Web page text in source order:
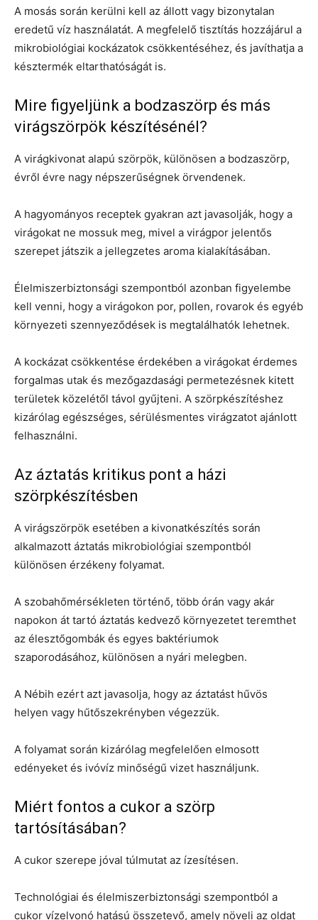
A mosás során kerülni kell az állott vagy bizonytalan
eredetű víz használatát. A megfelelő tisztítás hozzájárul a
mikrobiológiai kockázatok csökkentéséhez, és javíthatja a
késztermék eltarthatóságát is.
Mire figyeljünk a bodzaszörp és más
virágszörpök készítésénél?
A virágkivonat alapú szörpök, különösen a bodzaszörp,
évről évre nagy népszerűségnek örvendenek.
A hagyományos receptek gyakran azt javasolják, hogy a
virágokat ne mossuk meg, mivel a virágpor jelentős
szerepet játszik a jellegzetes aroma kialakításában.
Élelmiszerbiztonsági szempontból azonban figyelembe
kell venni, hogy a virágokon por, pollen, rovarok és egyéb
környezeti szennyeződések is megtalálhatók lehetnek.
A kockázat csökkentése érdekében a virágokat érdemes
forgalmas utak és mezőgazdasági permetezésnek kitett
területek közelétől távol gyűjteni. A szörpkészítéshez
kizárólag egészséges, sérülésmentes virágzatot ajánlott
felhasználni.
Az áztatás kritikus pont a házi
szörpkészítésben
A virágszörpök esetében a kivonatkészítés során
alkalmazott áztatás mikrobiológiai szempontból
különösen érzékeny folyamat.
A szobahőmérsékleten történő, több órán vagy akár
napokon át tartó áztatás kedvező környezetet teremthet
az élesztőgombák és egyes baktériumok
szaporodásához, különösen a nyári melegben.
A Nébih ezért azt javasolja, hogy az áztatást hűvös
helyen vagy hűtőszekrényben végezzük.
A folyamat során kizárólag megfelelően elmosott
edényeket és ivóvíz minőségű vizet használjunk.
Miért fontos a cukor a szörp
tartósításában?
A cukor szerepe jóval túlmutat az ízesítésen.
Technológiai és élelmiszerbiztonsági szempontból a
cukor vízelvonó hatású összetevő, amely növeli az oldat